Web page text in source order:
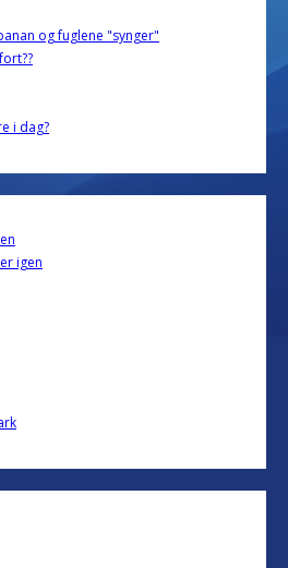
og fuglene "synger"
i dag?
igen